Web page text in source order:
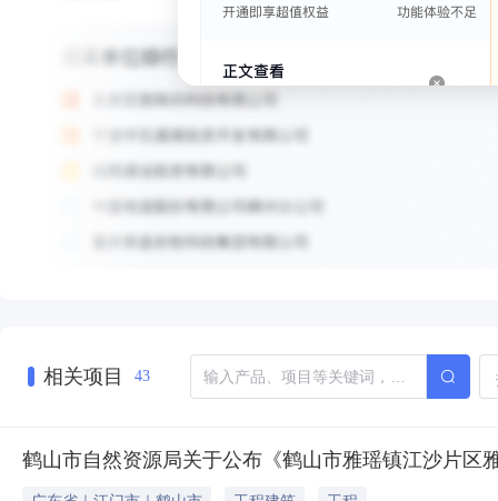
相关项目 43
鹤山市自然资源局关于公布《鹤山市雅瑶镇江沙片